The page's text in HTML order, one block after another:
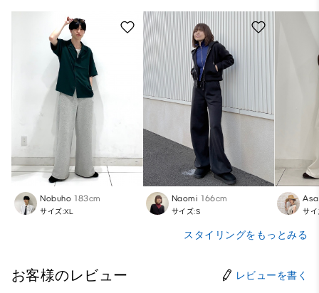
Nobuho 183cm
サイズ:XL
Naomi 166cm
サイズ:S サ
スタイリングをもっとみる
お客様のレビュー レビューを書く